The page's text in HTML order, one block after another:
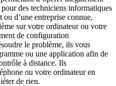
des techniciens informatiques
ou d’une entreprise connue,
sur votre ordinateur ou votre
de configuration
le problème, ils vous
ou une application afin de
à distance. Ils
ou votre ordinateur en
de rien.